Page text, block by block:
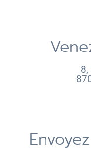
8,